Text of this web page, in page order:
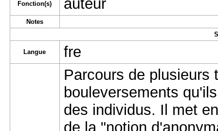
Fonction(s) auteur
Notes
Langue fre
Parcours de plusieurs
bouleversements
des individus. Il met
de la "notion